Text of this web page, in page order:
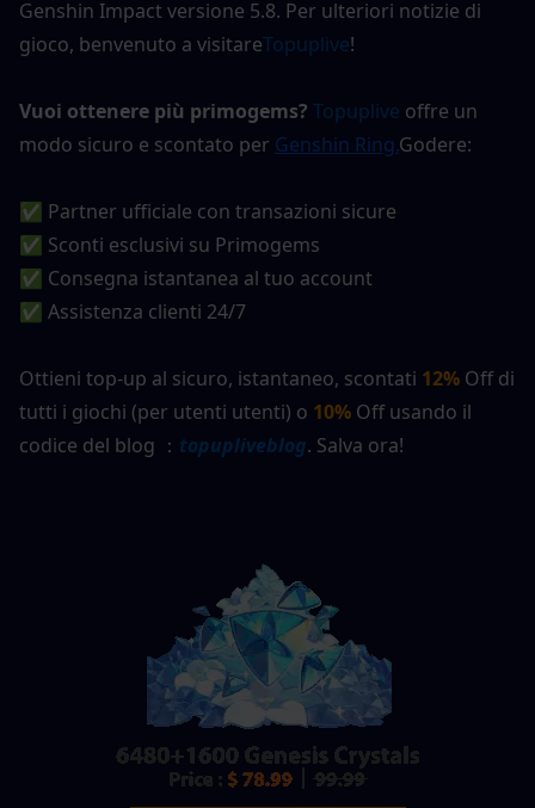
Genshin Impact versione 5.8. Per ulteriori notizie di
gioco, benvenuto a visitareTopuplive!
Vuoi ottenere più primogems? Topuplive offre un
modo sicuro e scontato per Genshin Ring.Godere:
✅ Partner ufficiale con transazioni sicure
✅ Sconti esclusivi su Primogems
✅ Consegna istantanea al tuo account
✅ Assistenza clienti 24/7
Ottieni top-up al sicuro, istantaneo, scontati 12% Off di
tutti i giochi (per utenti utenti) o 10% Off usando il
codice del blog ： topupliveblog. Salva ora!